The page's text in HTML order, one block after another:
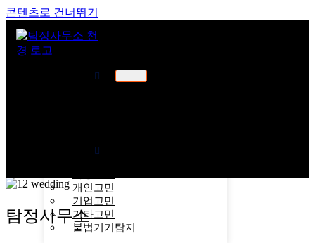
콘텐츠로 건너뛰기
개인고민
기업고민
기타고민
불법기기탐지
탐정사무소